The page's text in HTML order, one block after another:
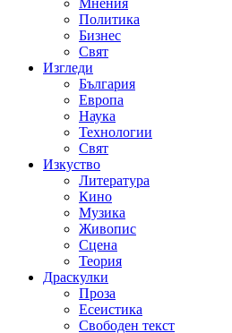
Мнения
Политика
Бизнес
Свят
Изгледи
България
Европа
Наука
Технологии
Свят
Изкуство
Литература
Кино
Музика
Живопис
Сцена
Теория
Драскулки
Проза
Есеистика
Свободен текст